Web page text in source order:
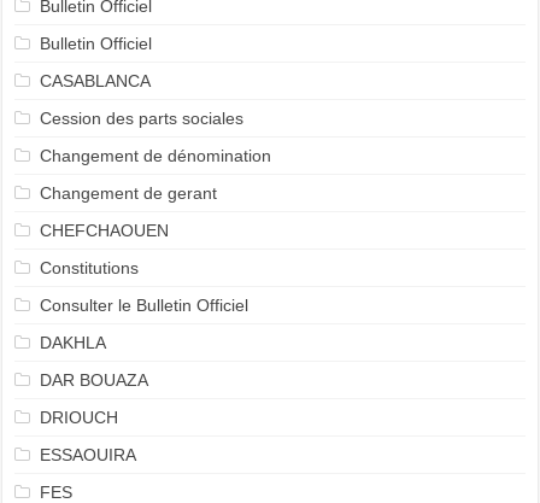
Bulletin Officiel
Bulletin Officiel
CASABLANCA
Cession des parts sociales
Changement de dénomination
Changement de gerant
CHEFCHAOUEN
Constitutions
Consulter le Bulletin Officiel
DAKHLA
DAR BOUAZA
DRIOUCH
ESSAOUIRA
FES